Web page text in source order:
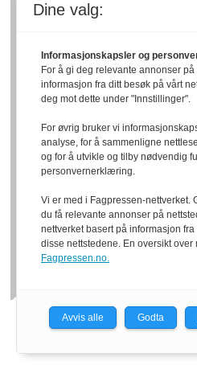
Dine valg:
Informasjonskapsler og
For å gi deg relevante annonser
informasjon fra ditt besøk på vårt
deg mot dette under "Innstillinger".
For øvrig bruker vi
analyse, for å sammenligne
og for å utvikle og tilby nødvendig
personvernerklæring.
Vi er med i Fagpressen-nettverket.
du få relevante annonser på
nettverket basert på informasjon
disse nettstedene. En oversikt
Fagpressen.no.
Avvis alle Godta